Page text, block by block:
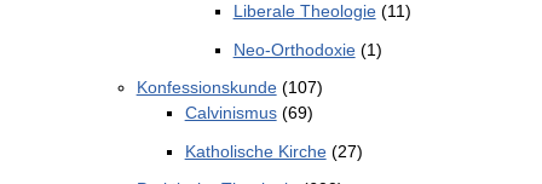
Liberale Theologie(11)
Neo-Orthodoxie(1)
Konfessionskunde(107)
Calvinismus(69)
Katholische Kirche(27)